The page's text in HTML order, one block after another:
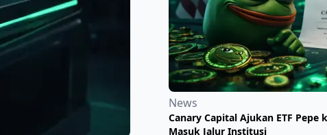
News
​Canary Capital Ajukan ETF Pepe
Masuk Jalur Institusi